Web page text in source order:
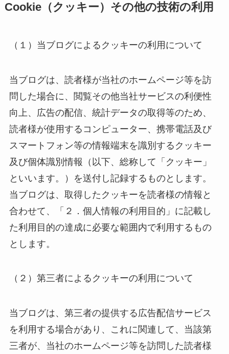
Cookie（クッキー）その他の技術の利用
（１）当ブログによるクッキーの利用について
当ブログは、読者様が当社のホームページ等を訪
問した場合に、閲覧その他当社サービスの利便性
向上、広告の配信、統計データの取得等のため、
読者様が使用するコンピューター、携帯電話及び
スマートフォン等の情報端末を識別するクッキー
及び個体識別情報（以下、総称して「クッキー」
といいます。）を送付し記録するものとします。
当ブログは、取得したクッキーを読者様の情報と
合わせて、「２．個人情報の利用目的」に記載し
た利用目的の達成に必要な範囲内で利用するもの
とします。
（２）第三者によるクッキーの利用について
当ブログは、第三者の提供する広告配信サービス
を利用する場合があり、これに関連して、当該第
三者が、当社のホームページ等を訪問した読者様